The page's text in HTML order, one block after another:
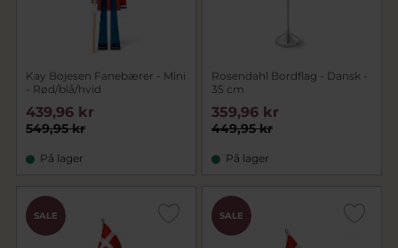
Kay Bojesen Fanebærer - Mini
- Rød/blå/hvid
549,95 kr
439,96 kr
På lager
Rosendahl Bordflag - Dansk -
35 cm
449,95 kr
359,96 kr
På lager
SALE SALE